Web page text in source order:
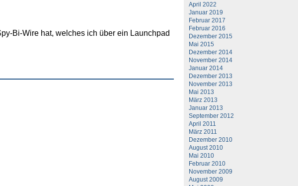
Bi-Wire hat, welches ich über ein Launchpad
April 2022
Januar 2019
Februar 2017
Februar 2016
Dezember 2015
Mai 2015
Dezember 2014
November 2014
Januar 2014
Dezember 2013
November 2013
Mai 2013
März 2013
Januar 2013
September 2012
April 2011
März 2011
Dezember 2010
August 2010
Mai 2010
Februar 2010
November 2009
August 2009